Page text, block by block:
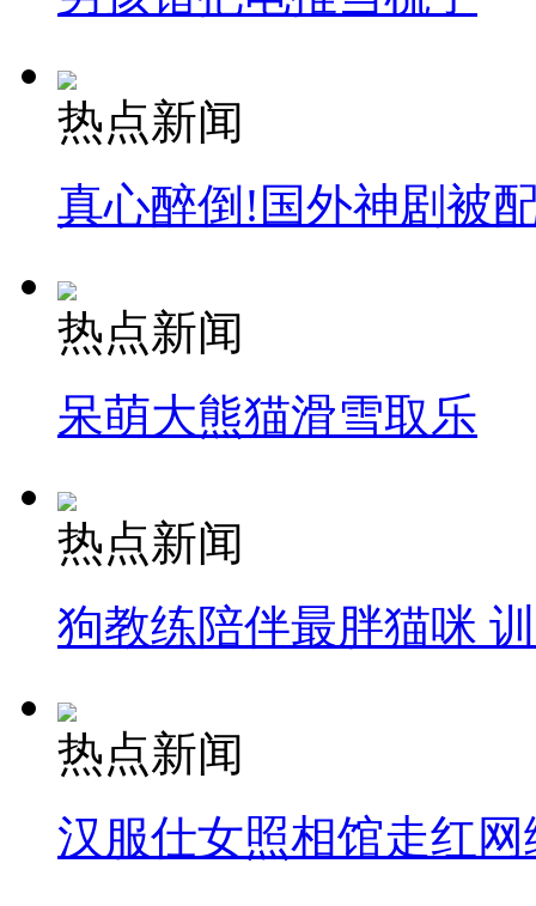
热点新闻
真心醉倒!国外神剧被
热点新闻
呆萌大熊猫滑雪取乐
热点新闻
狗教练陪伴最胖猫咪
热点新闻
汉服仕女照相馆走红网